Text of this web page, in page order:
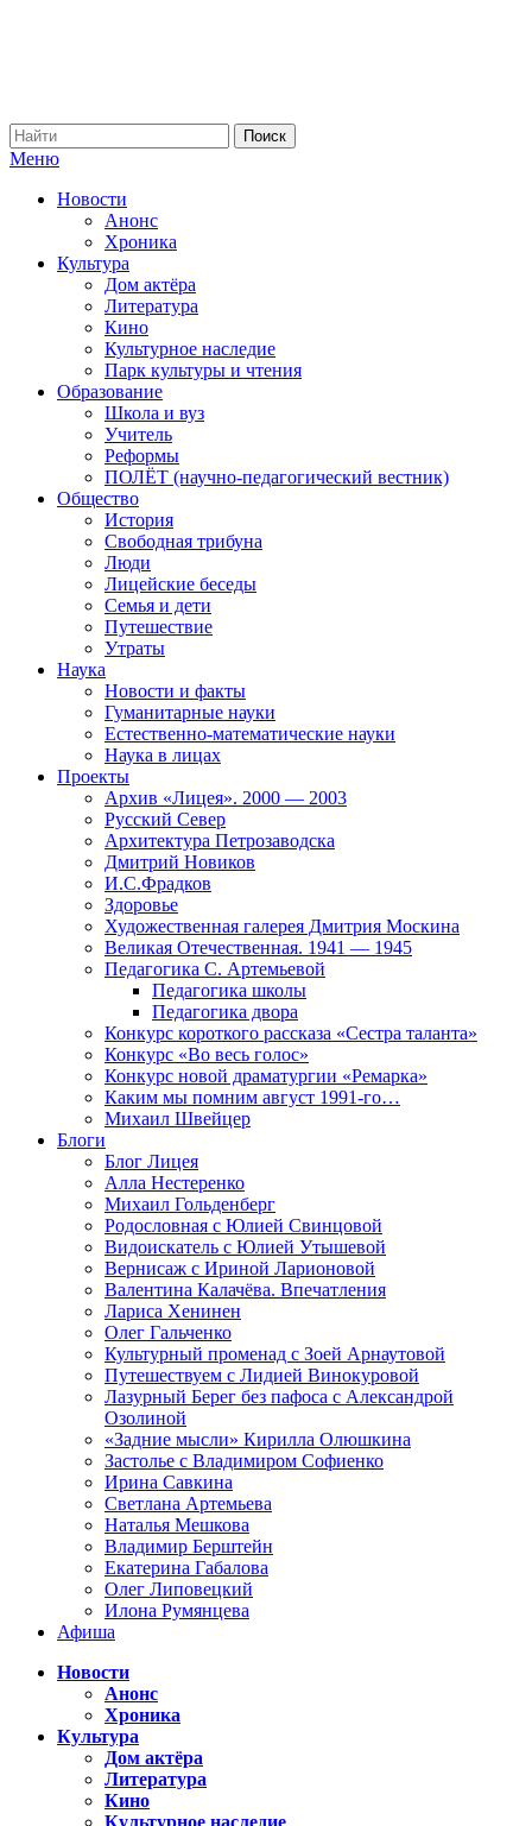
Меню
Новости
Анонс
Хроника
Культура
Дом актёра
Литература
Кино
Культурное наследие
Парк культуры и чтения
Образование
Школа и вуз
Учитель
Реформы
ПОЛЁТ (научно-педагогический вестник)
Общество
История
Свободная трибуна
Люди
Лицейские беседы
Семья и дети
Путешествие
Утраты
Наука
Новости и факты
Гуманитарные науки
Естественно-математические науки
Наука в лицах
Проекты
Архив «Лицея». 2000 — 2003
Русский Север
Архитектура Петрозаводска
Дмитрий Новиков
И.С.Фрадков
Здоровье
Художественная галерея Дмитрия Москина
Великая Отечественная. 1941 — 1945
Педагогика С. Артемьевой
Педагогика школы
Педагогика двора
Конкурс короткого рассказа «Сестра таланта»
Конкурс «Во весь голос»
Конкурс новой драматургии «Ремарка»
Каким мы помним август 1991-го…
Михаил Швейцер
Блоги
Блог Лицея
Алла Нестеренко
Михаил Гольденберг
Родословная с Юлией Свинцовой
Видоискатель с Юлией Утышевой
Вернисаж с Ириной Ларионовой
Валентина Калачёва. Впечатления
Лариса Хенинен
Олег Гальченко
Культурный променад с Зоей Арнаутовой
Путешествуем с Лидией Винокуровой
Лазурный Берег без пафоса с Александрой
Озолиной
«Задние мысли» Кирилла Олюшкина
Застолье с Владимиром Софиенко
Ирина Савкина
Светлана Артемьева
Наталья Мешкова
Владимир Берштейн
Екатерина Габалова
Олег Липовецкий
Илона Румянцева
Афиша
Новости
Анонс
Хроника
Культура
Дом актёра
Литература
Кино